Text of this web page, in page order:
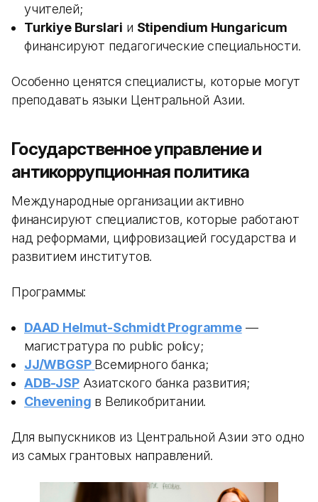
учителей;
Turkiye Burslari и Stipendium Hungaricum
финансируют педагогические специальности.
Особенно ценятся специалисты, которые могут
преподавать языки Центральной Азии.
Государственное управление и
антикоррупционная политика
Международные организации активно
финансируют специалистов, которые работают
над реформами, цифровизацией государства и
развитием институтов.
Программы:
DAAD Helmut-Schmidt Programme—
магистратура по public policy;
JJ/WBGSP Всемирного банка;
ADB-JSPАзиатского банка развития;
Chevening в Великобритании.
Для выпускников из Центральной Азии это одно
из самых грантовых направлений.